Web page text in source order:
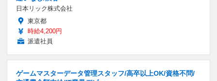
日本リック株式会社
東京都
時給4,200円
派遣社員
ゲームマスターデータ管理スタッフ/高卒以上OK/資格不問/